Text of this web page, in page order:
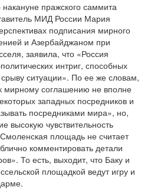
накануне пражского саммита
МИД России Мария
подписания мирного
и Азербайджаном при
заявила, что «Россия
интриг, способных
ситуации». По ее же словам,
мирному соглашению не вполне
западных посредников и
посредниками мира», но,
высокую чувствительность
площадь не считает
комментировать детали
То есть, выходит, что Баку и
площадкой ведут игру и